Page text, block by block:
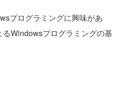
プログラミングに興味があ
Windowsプログラミングの基